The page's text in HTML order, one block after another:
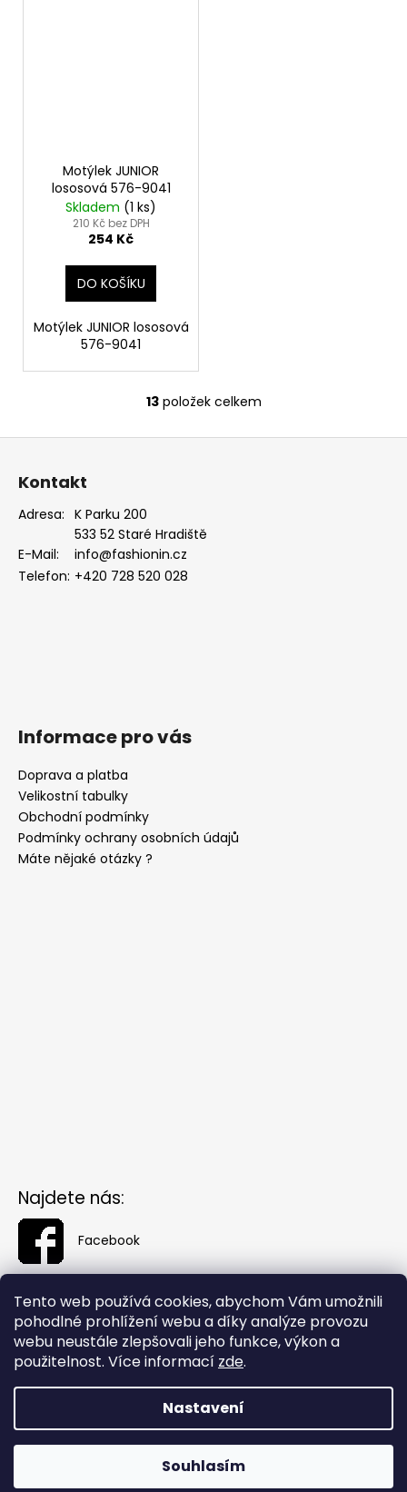
Tento web používá cookies, abychom Vám umožnili
pohodlné prohlížení webu a díky analýze provozu
webu neustále zlepšovali jeho funkce, výkon a
použitelnost. Více informací zde.
Nastavení
Souhlasím
Motýlek JUNIOR
lososová 576-9041
Skladem (1 ks)
210 Kč bez DPH
254 Kč
DO KOŠÍKU
Motýlek JUNIOR lososová
576-9041
O
v
c
13položek celkem
Z
Kontakt
Adresa: K Parku 200
533 52 Staré Hradiště
E-Mail:
info@fashionin.cz
Telefon: +420 728 520 028
Informace pro vás
Doprava a platba
Velikostní tabulky
Obchodní podmínky
Podmínky ochrany osobních údajů
Máte nějaké otázky ?
Najdete nás:
Facebook
Fashionin.cz. Všechna práva vyhrazena.